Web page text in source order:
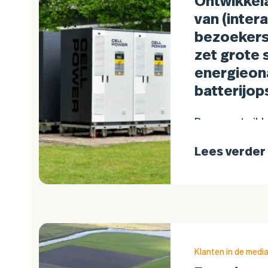
van
zet grote
Bruns,
een
Lees verder
Klanten in de media